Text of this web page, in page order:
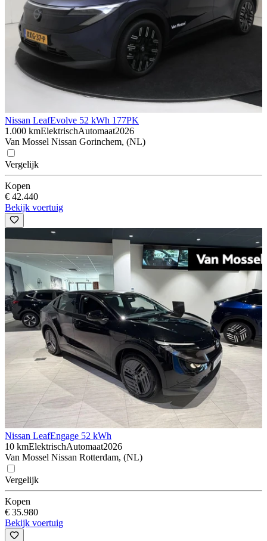
Nissan LeafEvolve 52 kWh 177PK
1.000 kmElektrischAutomaat2026
Van Mossel Nissan Gorinchem, (NL)
Vergelijk
Kopen
€ 42.440
Bekijk voertuig
Nissan LeafEngage 52 kWh
10 kmElektrischAutomaat2026
Van Mossel Nissan Rotterdam, (NL)
Vergelijk
Kopen
€ 35.980
Bekijk voertuig